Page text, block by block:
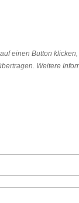
einen Button
Weitere